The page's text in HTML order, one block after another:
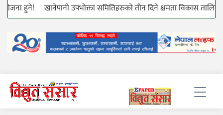
हुने! खानेपानी उपभोक्ता समितिहरुको तीन दिने क्षमता विकास तालिम सुरु!